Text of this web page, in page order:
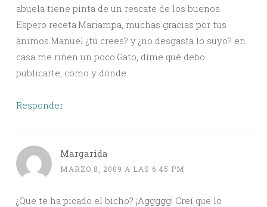
abuela tiene pinta de un rescate de los buenos.
Espero receta.Mariampa, muchas gracias por tus
ánimos.Manuel ¿tú crees? y ¿no desgasta lo suyo? en
casa me riñen un poco.Gato, díme qué debo
publicarte, cómo y dónde.
Responder
Margarida
MARZO 8, 2009 A LAS 6:45 PM
¿Que te ha picado el bicho? ¡Aggggg! Creí que lo